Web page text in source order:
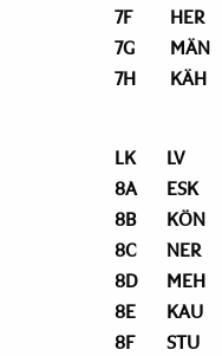
7F
HER
7G
MÄN
7H
KÄH
LK LV
8A
ESK
8B
KÖN
8C
NER
8D
MEH
8E
KAU
8F
STU